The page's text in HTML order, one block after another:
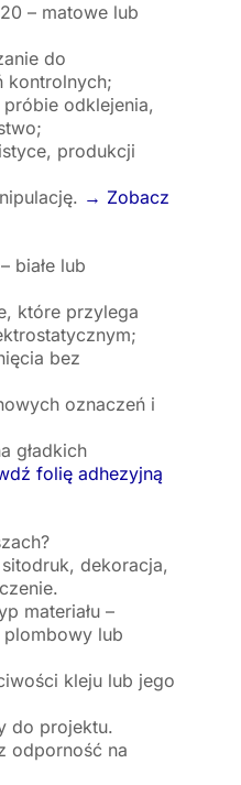
– matowe lub
do
kontrolnych;
odklejenia,
produkcji
→ Zobacz
białe lub
które przylega
bez
oznaczeń i
gładkich
folię adhezyjną
dekoracja,
materiału –
lub
kleju lub jego
do projektu.
odporność na